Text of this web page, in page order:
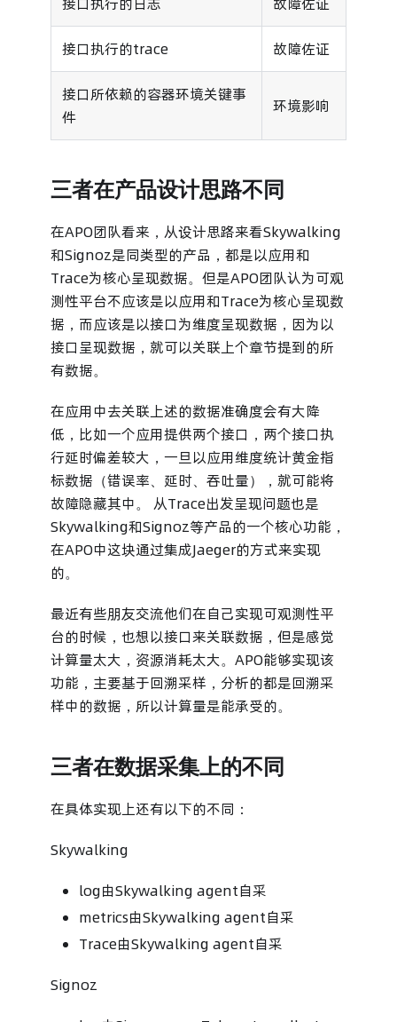
接口执行的trace 故障佐证
接口所依赖的容器环境关键事
件
环境影响
三者在产品设计思路不同
在APO团队看来，从设计思路来看Skywalking
和Signoz是同类型的产品，都是以应用和
Trace为核心呈现数据。但是APO团队认为可观
测性平台不应该是以应用和Trace为核心呈现数
据，而应该是以接口为维度呈现数据，因为以
接口呈现数据，就可以关联上个章节提到的所
有数据。
在应用中去关联上述的数据准确度会有大降
低，比如一个应用提供两个接口，两个接口执
行延时偏差较大，一旦以应用维度统计黄金指
标数据（错误率、延时、吞吐量），就可能将
故障隐藏其中。 从Trace出发呈现问题也是
Skywalking和Signoz等产品的一个核心功能，
在APO中这块通过集成Jaeger的方式来实现
的。
最近有些朋友交流他们在自己实现可观测性平
台的时候，也想以接口来关联数据，但是感觉
计算量太大，资源消耗太大。APO能够实现该
功能，主要基于回溯采样，分析的都是回溯采
样中的数据，所以计算量是能承受的。
三者在数据采集上的不同
在具体实现上还有以下的不同：
Skywalking
log由Skywalking agent自采
metrics由Skywalking agent自采
Trace由Skywalking agent自采
Signoz